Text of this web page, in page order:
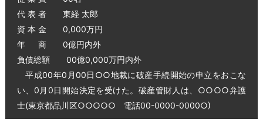
代 表 者 東経 太郎
資 本 金 0,000万円
年 商 0億円内外
負債総額 00億0,000万円内外
平成00年0月00日○○地裁に破産手続開始の申立をおこな
い、0月0日開始決定を受けた。破産管財人は、○○○○弁護
士(東京都品川区○○○○○ 電話00-0000-0000○)